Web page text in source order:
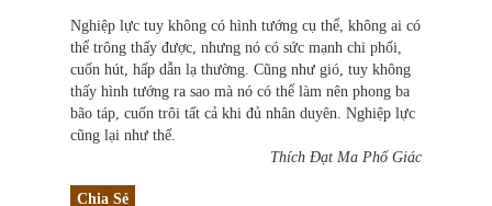
Nghiệp lực tuy không có hình tướng cụ thể, không ai có
thể trông thấy được, nhưng nó có sức mạnh chi phối,
cuốn hút, hấp dẫn lạ thường. Cũng như gió, tuy không
thấy hình tướng ra sao mà nó có thể làm nên phong ba
bão táp, cuốn trôi tất cả khi đủ nhân duyên. Nghiệp lực
cũng lại như thế.
Thích Đạt Ma Phổ Giác
Chia Sẻ